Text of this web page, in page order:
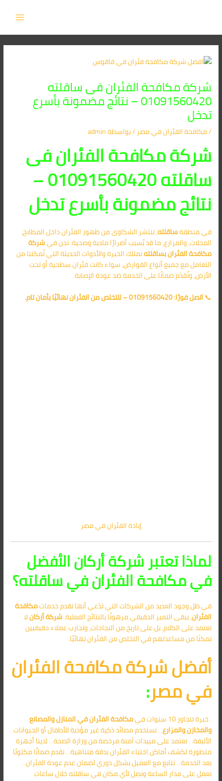
شركة مكافحة الفئران فى ساقلته
01091560420 – نتائج مضمونة بأسرع
تدخل
/مكافحة الفئران​ في مصر/ بواسطةadmin
شركة مكافحة الفئران فى
ساقلته 01091560420 –
نتائج مضمونة بأسرع تدخل
في منطقةساقلته، تنتشر الشكاوى من ظهور الفئران داخل المطابخ،
المحلات، والمزارع، ما قد يُسبب أضرارًا مادية وصحية. نحن فيشركة
مكافحة الفئران بساقلتهنمتلك الخبرة والأدوات الحديثة التي تُمكننا من
التعامل مع جميع أنواع القوارض، سواء كانت فئران سطحية أو تحت
الأرض، ونُقدّم ضمانًا على الخدمة ضد عودة الإصابة.
📞اتصل فورًا: 01091560420 – للتخلص من الفئران نهائيًا بأمان تام.
إبادة الفئران في مصر
لماذا تعتبر شركة أركان الأفضل
في مكافحة الفئران في ساقلته؟
في ظل وجود العديد من الشركات التي تدّعي أنها تقدم خدماتمكافحة
الفئران، يبقى التميز الحقيقي مرهونًا بالنتائج الفعلية.شركة أركانلا
تعتمد على الكلام، بل على تاريخ من النجاحات، وتجارب عملاء حقيقيين
تمكنّا من مساعدتهم في التخلص من الفئران نهائيًا.
أفضل شركة مكافحة الفئران
في مصر:
. خبرة تتجاوز 10 سنوات في
مكافحة الفئران في المنازل والمصانع
والمخازن والمزارع. . نستخدم مصائد ذكية غير مؤذية للأطفال أو الحيوانات
الأليفة. . نعتمد على مبيدات آمنة مرخصة من وزارة الصحة. . لدينا أجهزة
متطورة لكشف أماكن اختباء الفئران بدقة متناهية. . نقدم ضمانًا مكتوبًا
بعد الخدمة. . نتابع مع العميل بشكل دوري لضمان عدم عودة الفئران. .
نعمل على مدار الساعة ونصل لأي مكان في ساقلته خلال ساعات.